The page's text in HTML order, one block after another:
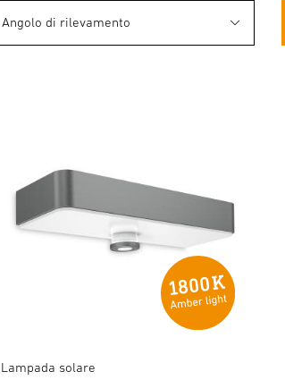
Angolo di rilevamento
Lampada solare